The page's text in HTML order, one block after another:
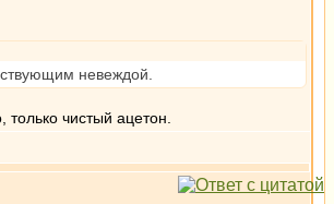
невеждой.
чистый ацетон.